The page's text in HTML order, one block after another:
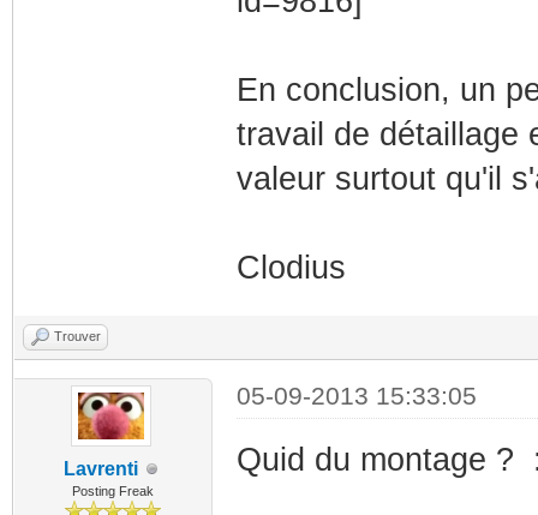
En conclusion, un
travail de détaillage
valeur surtout qu'il
Clodius
Trouver
Lavrenti
Posting Freak
05-09-2013 15:33:05
Quid du montage ?